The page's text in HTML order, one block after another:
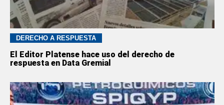
DERECHO A RESPUESTA
El Editor Platense hace uso del derecho de
respuesta en Data Gremial